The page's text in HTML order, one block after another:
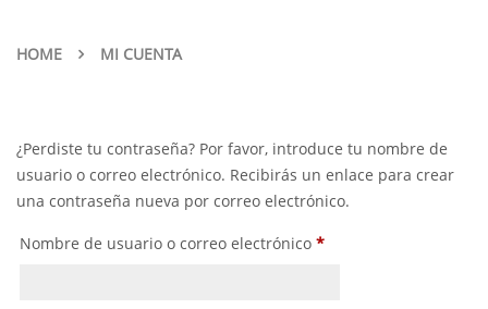
HOME MI CUENTA
¿Perdiste tu contraseña? Por favor, introduce tu nombre de
usuario o correo electrónico. Recibirás un enlace para crear
una contraseña nueva por correo electrónico.
Nombre de usuario o correo electrónico *